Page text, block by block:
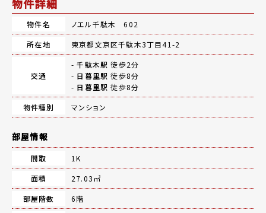
物件詳細
物件名
ノエル千駄木 602
所在地
東京都文京区千駄木3丁目41-2
交通
-千駄木駅 徒歩2分
- 日暮里駅 徒歩8分
- 日暮里駅 徒歩8分
物件種別
マンション
部屋情報
間取
1K
面積
27.03㎡
部屋階数
6階